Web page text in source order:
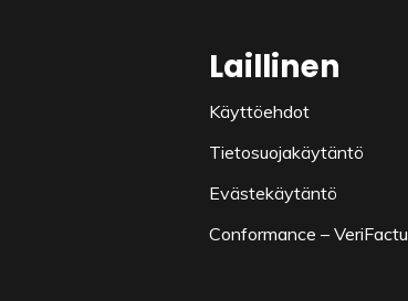
Laillinen
Käyttöehdot
Tietosuojakäytäntö
Evästekäytäntö
Conformance – VeriFactu